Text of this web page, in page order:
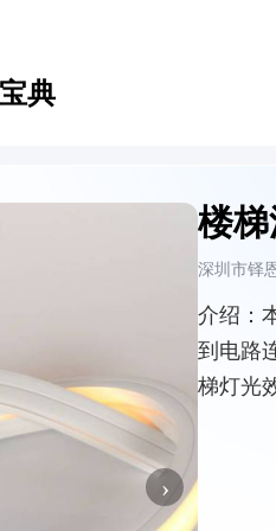
典
›
楼
深圳市铎
介绍：
到电路
梯灯光